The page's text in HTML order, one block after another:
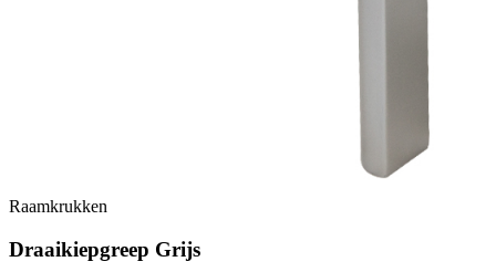
Raamkrukken
Draaikiepgreep Grijs